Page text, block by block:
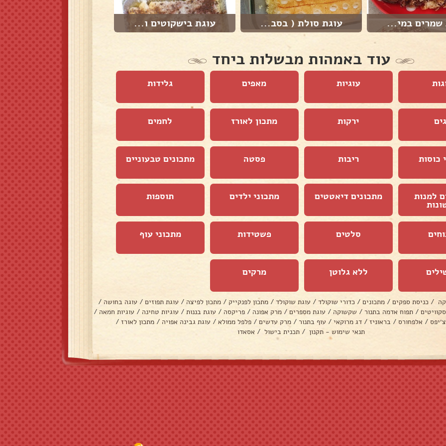
שמרים במי... עוגת סולת ( בסב... עוגת בישקוטים ו...
עוד באמהות מבשלות ביחד
עוגיות מאפים גלידות
ירקות מתכון לאורז לחמים
כוסות ריבות פסטה מתכונים טבעוניים
למנות מתכונים דיאטטים מתכוני ילדים תוספות
סלטים פשטידות מתכוני עוף
ללא גלוטן מרקים
/ כניסת ספקים / מתכונים / כדורי שוקולד / עוגת שוקולד / מתכון לפנקייק / מתכון לפיצה / עוגת תפוזים / עוגה בחושה /
/ תפוח אדמה בתנור / שקשוקה / עוגת מספרים / מרק אפונה / פריקסה / עוגת בננות / עוגיות טחינה / עוגיות חמאה /
/ אלפחורס / בראוניז / דג מרוקאי / עוף בתנור / מרק עדשים / פלפל ממולא / עוגת גבינה אפויה / מתכון לאורז /
תנאי שימוש - תקנון / תכנית בישול / אסאדו